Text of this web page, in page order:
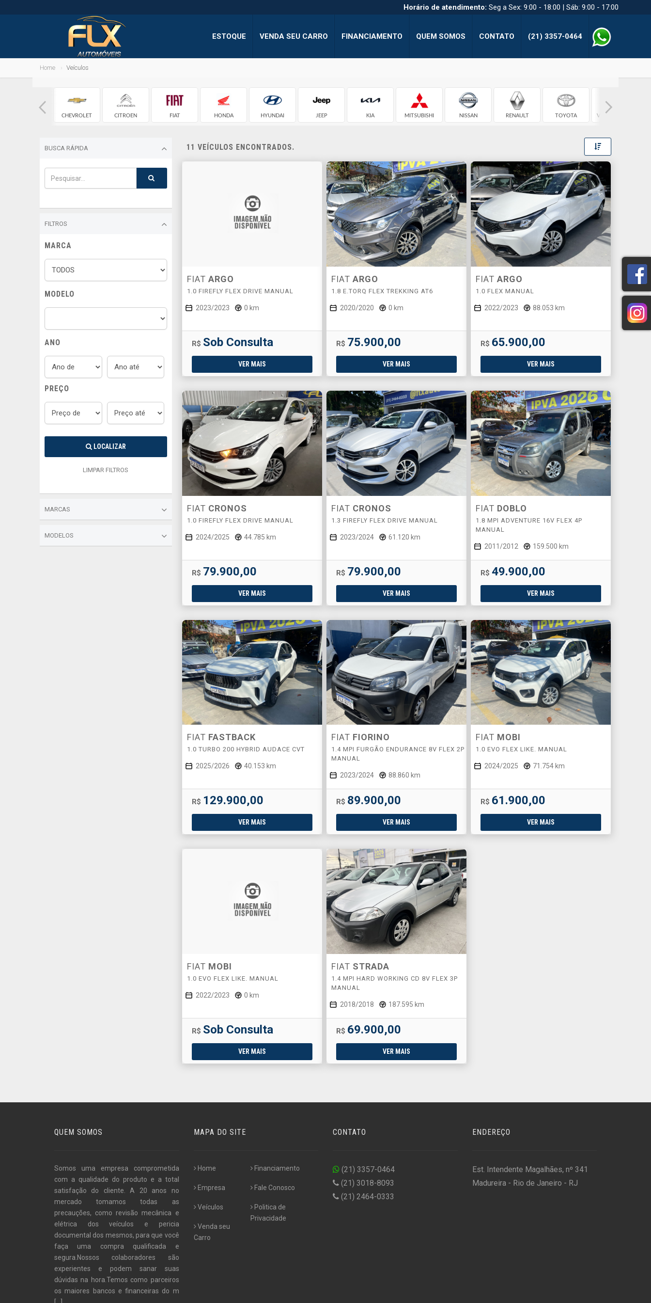
Horário de atendimento: Seg a Sex: 9:00 - 18:00 | Sáb: 9:00 - 17:00
ESTOQUE VENDA SEU CARRO FINANCIAMENTO QUEM SOMOS CONTATO (21) 3357-0464
Home Veículos
CHEVROLET CITROEN FIAT HONDA HYUNDAI JEEP KIA MITSUBISHI NISSAN RENAULT TOYOTA VOLKSWAGEN
BUSCA RÁPIDA
FILTROS
MARCA
MODELO
ANO
PREÇO
LOCALIZAR
LIMPAR FILTROS
MARCAS
MODELOS
11 VEÍCULOS ENCONTRADOS. Toggle
FIAT ARGO
1.0 FIREFLY FLEX DRIVE MANUAL
2023/2023 0 km
R$ Sob Consulta
VER MAIS
FIAT ARGO
1.8 E.TORQ FLEX TREKKING AT6
2020/2020 0 km
R$ 75.900,00
VER MAIS
FIAT ARGO
1.0 FLEX MANUAL
2022/2023 88.053 km
R$ 65.900,00
VER MAIS
FIAT CRONOS
1.0 FIREFLY FLEX DRIVE MANUAL
2024/2025 44.785 km
R$ 79.900,00
VER MAIS
FIAT CRONOS
1.3 FIREFLY FLEX DRIVE MANUAL
2023/2024 61.120 km
R$ 79.900,00
VER MAIS
FIAT DOBLO
1.8 MPI ADVENTURE 16V FLEX 4P
MANUAL
2011/2012 159.500 km
R$ 49.900,00
VER MAIS
FIAT FASTBACK
1.0 TURBO 200 HYBRID AUDACE CVT
2025/2026 40.153 km
R$ 129.900,00
VER MAIS
FIAT FIORINO
1.4 MPI FURGÃO ENDURANCE 8V FLEX 2P
MANUAL
2023/2024 88.860 km
R$ 89.900,00
VER MAIS
FIAT MOBI
1.0 EVO FLEX LIKE. MANUAL
2024/2025 71.754 km
R$ 61.900,00
VER MAIS
FIAT MOBI
1.0 EVO FLEX LIKE. MANUAL
2022/2023 0 km
R$ Sob Consulta
VER MAIS
FIAT STRADA
1.4 MPI HARD WORKING CD 8V FLEX 3P
MANUAL
2018/2018 187.595 km
R$ 69.900,00
VER MAIS
QUEM SOMOS
Somos uma empresa comprometida
com a qualidade do produto e a total
satisfação do cliente. A 20 anos no
mercado tomamos todas as
precauções, como revisão mecânica e
elétrica dos veículos e pericia
documental dos mesmos, para que você
faça uma compra qualificada e
segura.Nossos colaboradores são
experientes e podem sanar suas
dúvidas na hora.Temos como parceiros
os maiores bancos e financeiras do m
MAPA DO SITE
Home
Empresa
Veículos
Venda seu
Carro
Financiamento
Fale Conosco
Politica de
Privacidade
CONTATO
(21) 3357-0464
(21) 3018-8093
(21) 2464-0333
ENDEREÇO
Est. Intendente Magalhães, nº 341
Madureira - Rio de Janeiro - RJ